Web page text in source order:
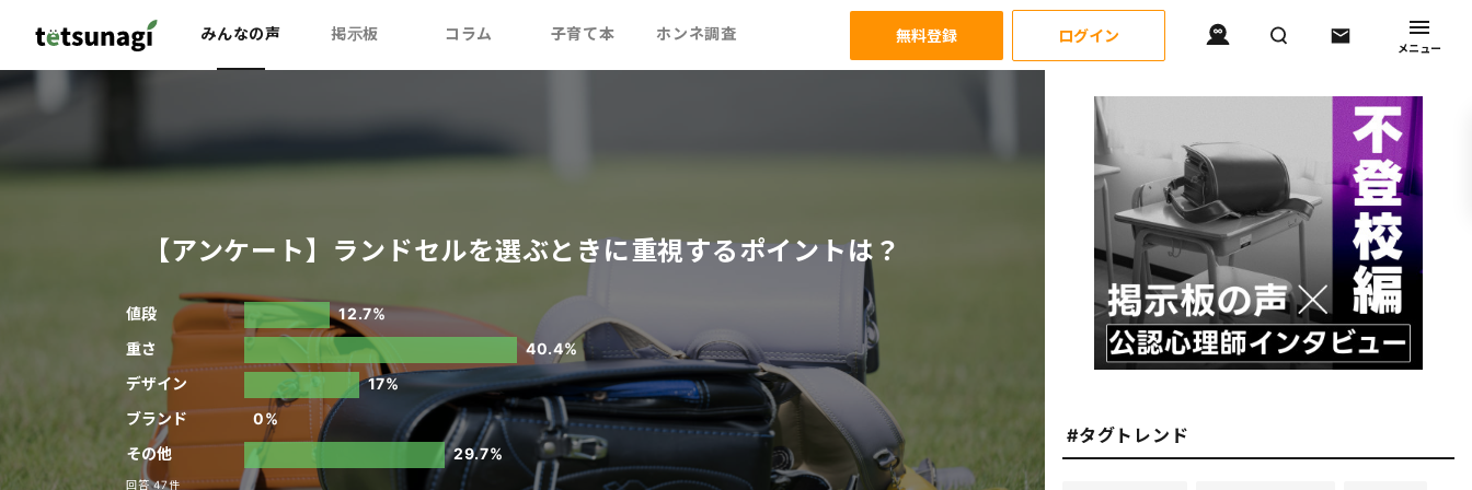
みんなの声 掲示板 コラム 子育て本 ホンネ調査 無料登録 ログイン
メニュー
【アンケート】ランドセルを選ぶときに重視するポイントは？
値段
12.7%
重さ
40.4%
デザイン
17%
ブランド
0%
その他
29.7%
回答 47件
#タグトレンド